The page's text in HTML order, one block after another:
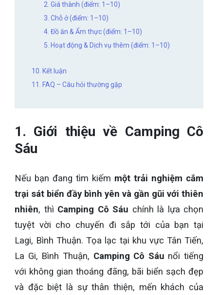
2. Giá thành (điểm: 1–10)
3. Chỗ ở (điểm: 1–10)
4. Đồ ăn & Ẩm thực (điểm: 1–10)
5. Hoạt động & Dịch vụ thêm (điểm: 1–10)
10. Kết luận
11. FAQ – Câu hỏi thường gặp
1. Giới thiệu về Camping Cô
Sáu
Nếu bạn đang tìm kiếm một trải nghiệm cắm
trại sát biển đầy bình yên và gần gũi với thiên
nhiên, thì Camping Cô Sáu chính là lựa chọn
tuyệt vời cho chuyến đi sắp tới của bạn tại
Lagi, Bình Thuận. Tọa lạc tại khu vực Tân Tiến,
La Gi, Bình Thuận, Camping Cô Sáu nổi tiếng
với không gian thoáng đãng, bãi biển sạch đẹp
và đặc biệt là sự thân thiện, mến khách của